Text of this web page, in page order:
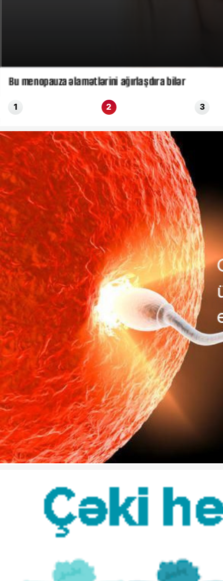
Bu menopauza əlamətlərini ağırlaşdıra bilər
1 2 3